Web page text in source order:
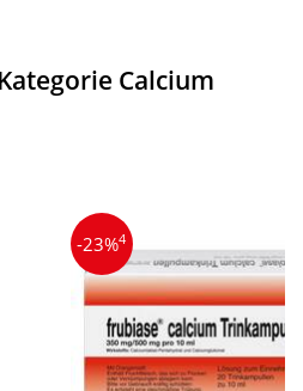
Calcium
-23%4